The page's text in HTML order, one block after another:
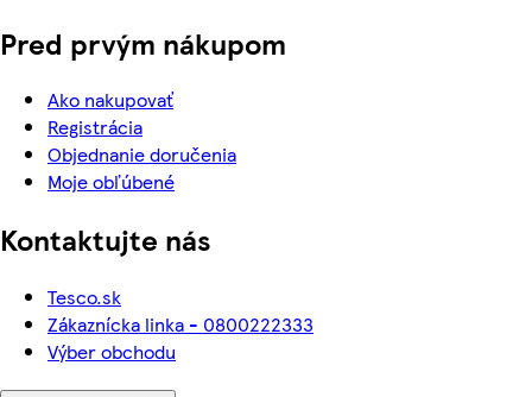
Pred prvým nákupom
Ako nakupovať
Registrácia
Objednanie doručenia
Moje obľúbené
Kontaktujte nás
Tesco.sk
Zákaznícka linka - 0800222333
Výber obchodu